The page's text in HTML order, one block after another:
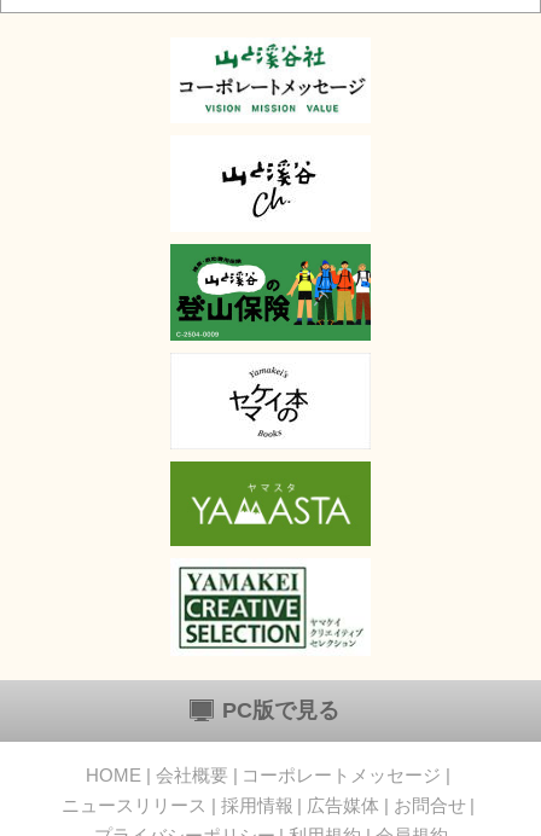
PC版で見る
HOME 会社概要
コーポレートメッセージ
ニュースリリース
採用情報 広告媒体
お問合せ